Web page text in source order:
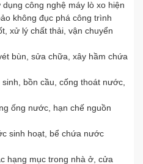
công nghệ máy lò xo hiện
không đục phá công trình
xử lý chất thải, vận chuyển
bùn, sửa chữa, xây hầm chứa
bồn cầu, cống thoát nước,
ống nước, hạn chế nguồn
sinh hoạt, bể chứa nước
hạng mục trong nhà ở, cửa